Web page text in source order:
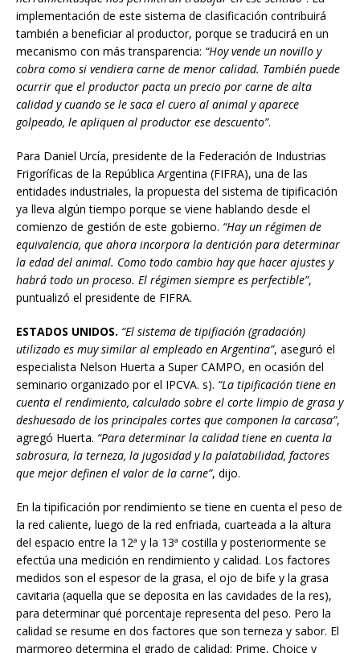
implementación de este sistema de clasificación contribuirá
también a beneficiar al productor, porque se traducirá en un
mecanismo con más transparencia: “Hoy vende un novillo y
cobra como si vendiera carne de menor calidad. También puede
ocurrir que el productor pacta un precio por carne de alta
calidad y cuando se le saca el cuero al animal y aparece
golpeado, le apliquen al productor ese descuento”.
Para Daniel Urcía, presidente de la Federación de Industrias
Frigoríficas de la República Argentina (FIFRA), una de las
entidades industriales, la propuesta del sistema de tipificación
ya lleva algún tiempo porque se viene hablando desde el
comienzo de gestión de este gobierno. “Hay un régimen de
equivalencia, que ahora incorpora la dentición para determinar
la edad del animal. Como todo cambio hay que hacer ajustes y
habrá todo un proceso. El régimen siempre es perfectible”,
puntualizó el presidente de FIFRA.
ESTADOS UNIDOS. “El sistema de tipifiación (gradación)
utilizado es muy similar al empleado en Argentina”, aseguró el
especialista Nelson Huerta a Super CAMPO, en ocasión del
seminario organizado por el IPCVA. s). “La tipificación tiene en
cuenta el rendimiento, calculado sobre el corte limpio de grasa y
deshuesado de los principales cortes que componen la carcasa”,
agregó Huerta. “Para determinar la calidad tiene en cuenta la
sabrosura, la terneza, la jugosidad y la palatabilidad, factores
que mejor definen el valor de la carne”, dijo.
En la tipificación por rendimiento se tiene en cuenta el peso de
la red caliente, luego de la red enfriada, cuarteada a la altura
del espacio entre la 12ª y la 13ª costilla y posteriormente se
efectúa una medición en rendimiento y calidad. Los factores
medidos son el espesor de la grasa, el ojo de bife y la grasa
cavitaria (aquella que se deposita en las cavidades de la res),
para determinar qué porcentaje representa del peso. Pero la
calidad se resume en dos factores que son terneza y sabor. El
marmoreo determina el grado de calidad: Prime, Choice y